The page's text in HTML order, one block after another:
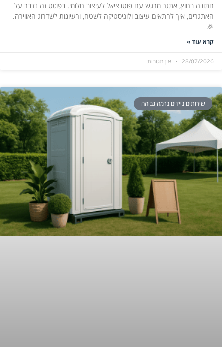
חתונה בחוץ, אתגר מרגש עם פוטנציאל לעיצוב חלומי. בפוסט זה נדבר על
האתגרים, איך להתאים עיצוב ולוגיסטיקה לשטח, ורעיונות לשדרוג האווירה.
🎉
קרא עוד »
28/07/2026 אין תגובות
שירותים ניידים ברמה גבוהה